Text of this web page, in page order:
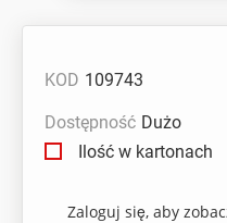
KOD 109743
Dostępność Dużo
Ilość w kartonach
Zaloguj się, aby